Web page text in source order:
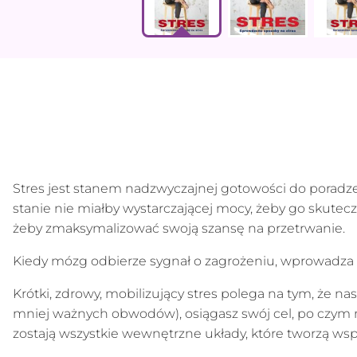
Stres jest stanem nadzwyczajnej gotowości do
stanie nie miałby wystarczającej mocy, żeby go
żeby zmaksymalizować swoją szansę na przetrwanie.
Kiedy mózg odbierze sygnał o zagrożeniu,
Krótki, zdrowy, mobilizujący stres polega na tym, że
mniej ważnych obwodów), osiągasz swój cel, po
zostają wszystkie wewnętrzne układy, które tworzą